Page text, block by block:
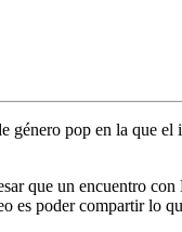
pop en la que
que un encuentro
poder compartir lo